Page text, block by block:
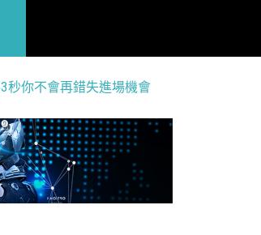
秒你不會再錯失進場機會